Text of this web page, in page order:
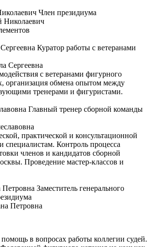
Член президиума
Куратор работы с ветеранами
с ветеранами фигурного
организация обмена опытом между
тренерами и фигуристами.
Главный тренер сборной команды
практической и консультационной
специалистам. Контроль процесса
членов и кандидатов сборной
Проведение мастер-классов и
Заместитель генерального
в вопросах работы коллегии судей.